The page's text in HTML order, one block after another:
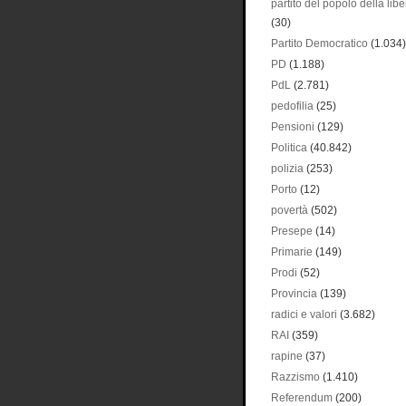
partito del popolo della
(30)
Partito Democratico (1.034)
PD (1.188)
PdL (2.781)
pedofilia (25)
Pensioni (129)
Politica (40.842)
polizia (253)
Porto (12)
povertà (502)
Presepe (14)
Primarie (149)
Prodi (52)
Provincia (139)
radici e valori (3.682)
RAI (359)
rapine (37)
Razzismo (1.410)
Referendum (200)